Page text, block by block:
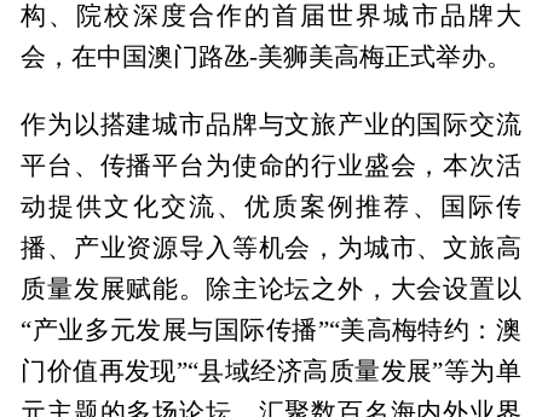
构、院校深度合作的首届世界城市品牌大
会，在中国澳门路氹-美狮美高梅正式举办。
作为以搭建城市品牌与文旅产业的国际交流
平台、传播平台为使命的行业盛会，本次活
动提供文化交流、优质案例推荐、国际传
播、产业资源导入等机会，为城市、文旅高
质量发展赋能。除主论坛之外，大会设置以
“产业多元发展与国际传播”“美高梅特约：澳
门价值再发现”“县域经济高质量发展”等为单